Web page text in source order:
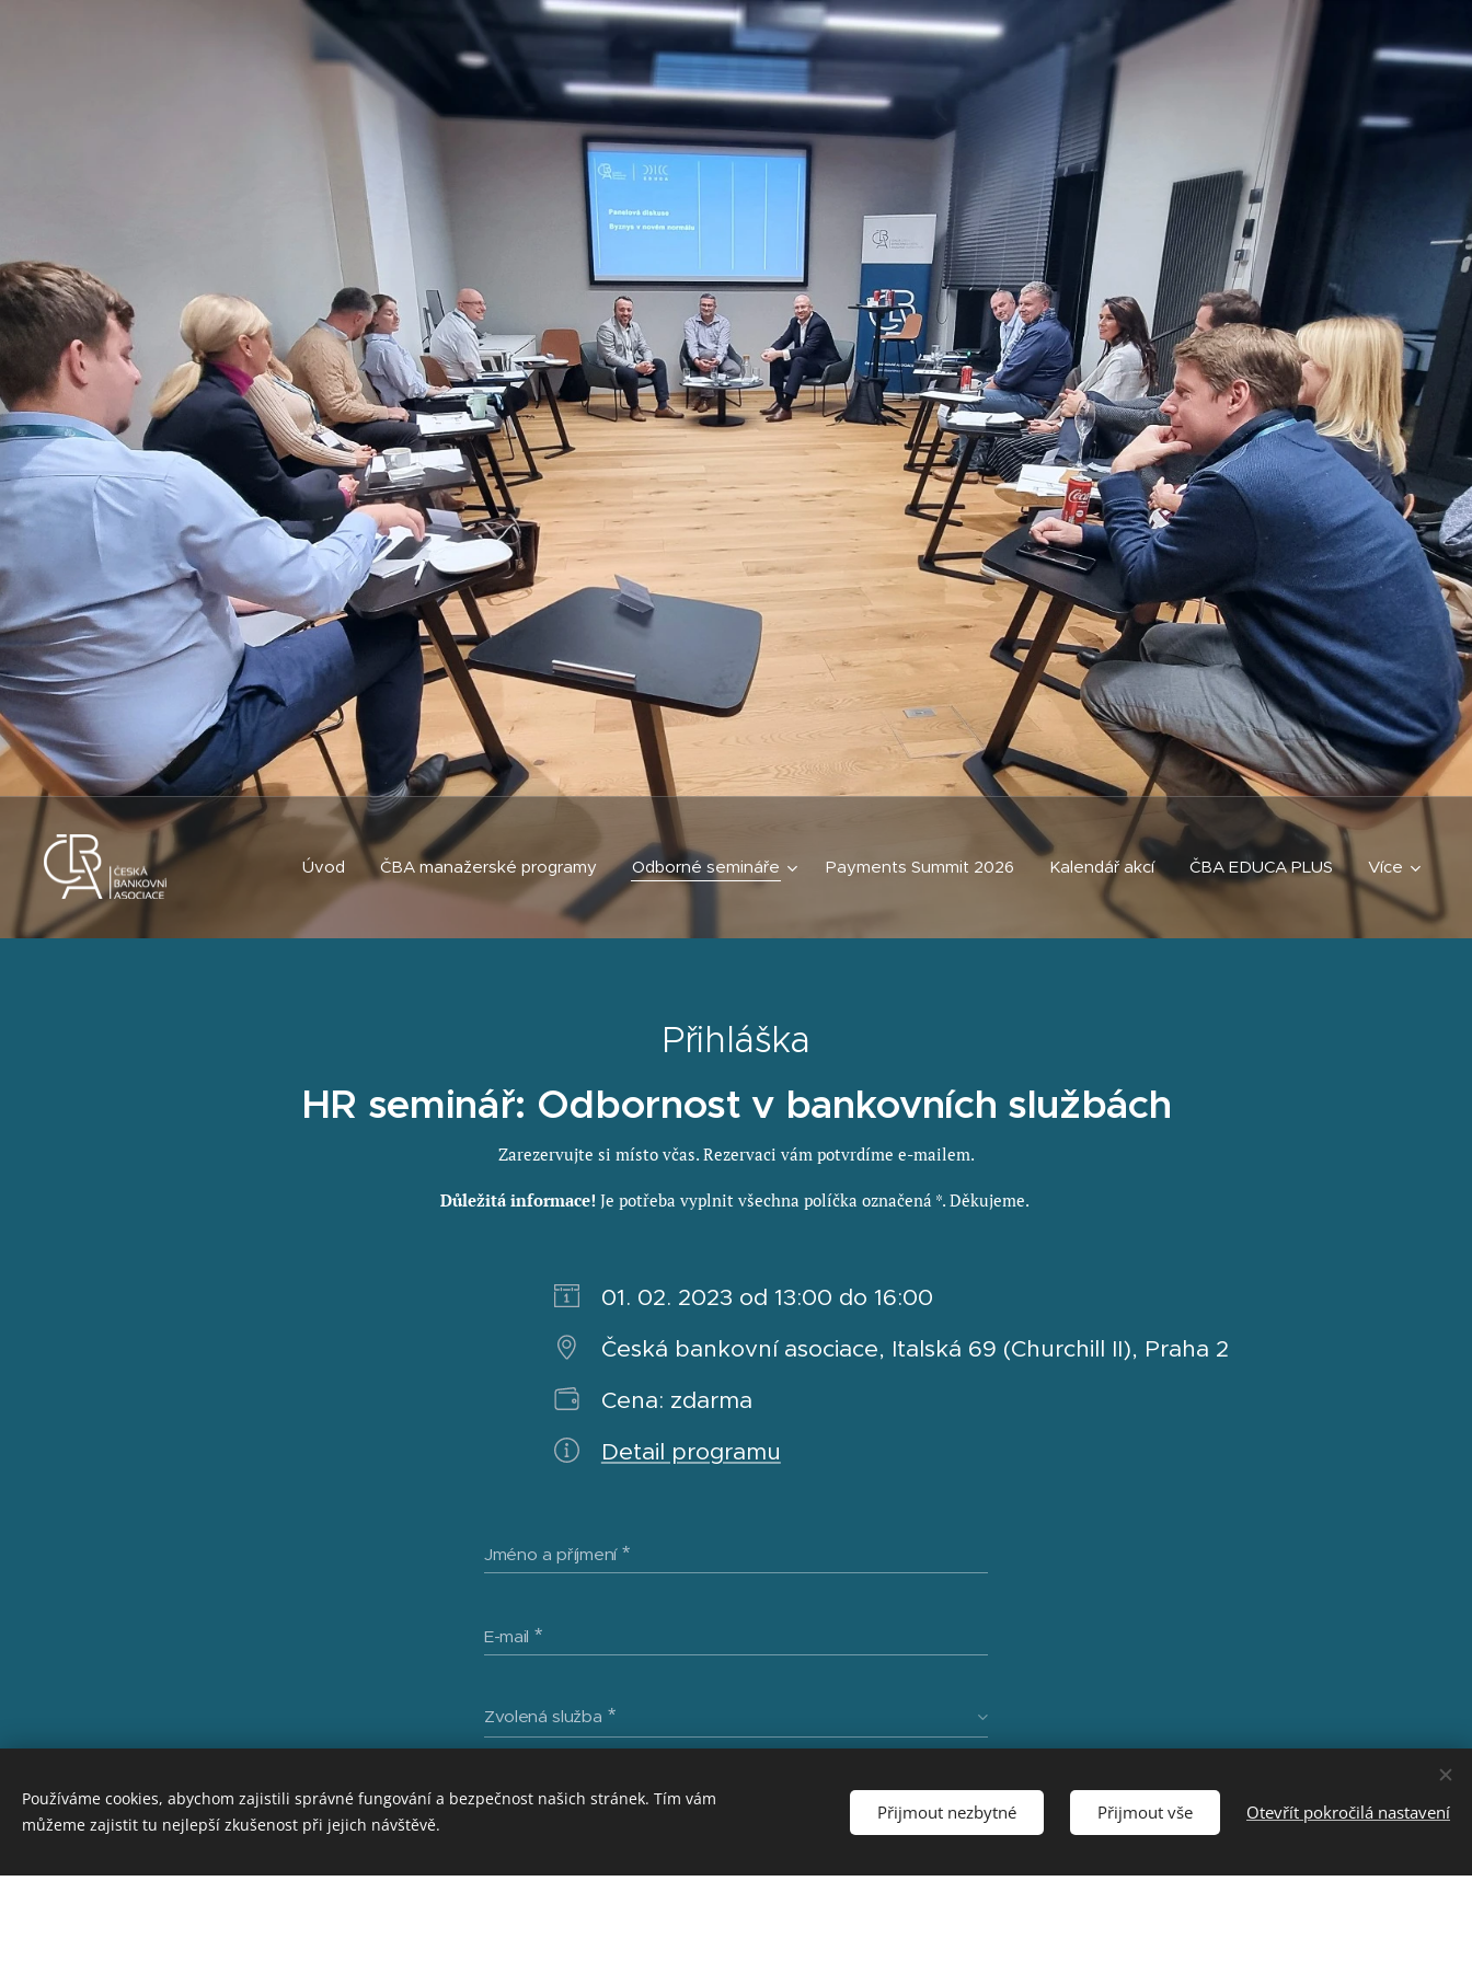
Úvod ČBA manažerské programy Odborné semináře Payments Summit 2026 Kalendář akcí ČBA EDUCA PLUS Více
Přihláška
HR seminář: Odbornost v bankovních službách
Zarezervujte si místo včas. Rezervaci vám potvrdíme e-mailem.
Důležitá informace! Je potřeba vyplnit všechna políčka označená *. Děkujeme.
01. 02. 2023 od 13:00 do 16:00
Česká bankovní asociace, Italská 69 (Churchill II), Praha 2
Cena: zdarma
Detail programu
Jméno a příjmení
E-mail
Zvolená služba
Mám zájem o
Používáme cookies, abychom zajistili správné fungování a bezpečnost našich stránek. Tím vám
můžeme zajistit tu nejlepší zkušenost při jejich návštěvě.
Přijmout nezbytné Přijmout vše Otevřít pokročilá nastavení